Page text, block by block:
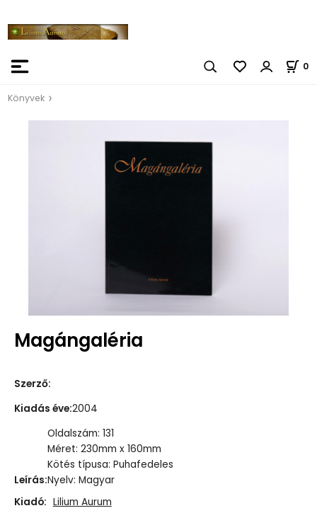
0
Könyvek
Magángaléria
Szerző:
Kiadás éve:2004
Leírás:
Oldalszám: 131
Méret: 230mm x 160mm
Kötés típusa: Puhafedeles
Nyelv: Magyar
Kiadó: Lilium Aurum